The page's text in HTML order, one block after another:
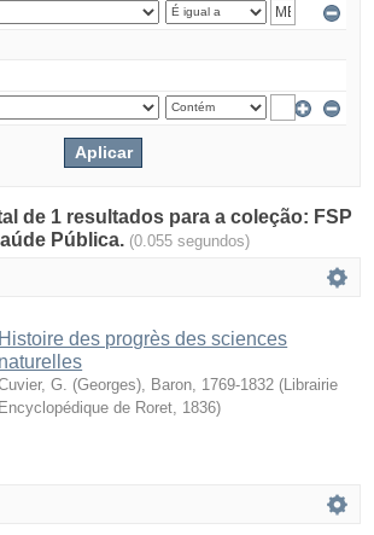
de 1 resultados para a coleção: FSP
Pública. (0.055 segundos)
Histoire des progrès des sciences
naturelles
G. (Georges), Baron, 1769-1832 ( Librairie
Encyclopédique de Roret 1836)